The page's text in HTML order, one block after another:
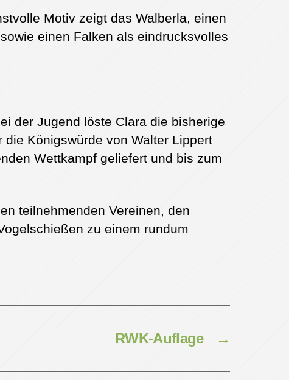
Motiv zeigt das Walberla, einen
einen Falken als eindrucksvolles
der Jugend löste Clara die bisherige
Königswürde von Walter Lippert
Wettkampf geliefert und bis zum
teilnehmenden Vereinen, den
zu einem rundum
→
RWK-Auflage